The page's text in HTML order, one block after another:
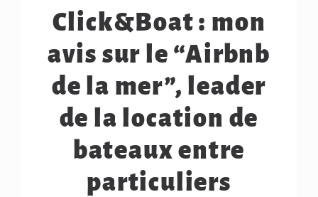
Click&Boat : mon
avis sur le “Airbnb
de la mer”, leader
de la location de
bateaux entre
particuliers